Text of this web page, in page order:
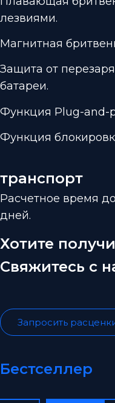
лезвиями.
Магнитная
Защита от
батареи.
Функция Plug-and-
Функция
транспорт
Расчетное время
дней.
Хотите
Свяжитесь с
Запросить
Бестселлер